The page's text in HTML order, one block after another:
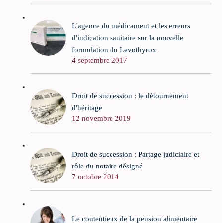
L'agence du médicament et les erreurs
d'indication sanitaire sur la nouvelle
formulation du Levothyrox
4 septembre 2017
Droit de succession : le détournement
d'héritage
12 novembre 2019
Droit de succession : Partage judiciaire et
rôle du notaire désigné
7 octobre 2014
Le contentieux de la pension alimentaire